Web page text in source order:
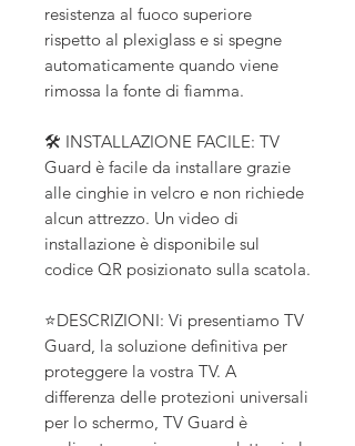
resistenza al fuoco superiore
rispetto al plexiglass e si spegne
automaticamente quando viene
rimossa la fonte di fiamma.
🛠️ INSTALLAZIONE FACILE: TV
Guard è facile da installare grazie
alle cinghie in velcro e non richiede
alcun attrezzo. Un video di
installazione è disponibile sul
codice QR posizionato sulla scatola.
⭐DESCRIZIONI: Vi presentiamo TV
Guard, la soluzione definitiva per
proteggere la vostra TV. A
differenza delle protezioni universali
per lo schermo, TV Guard è